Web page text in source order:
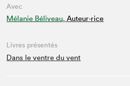
Avec
Mélanie Béliveau, Auteur·rice
Livres présentés
Dans le ventre du vent